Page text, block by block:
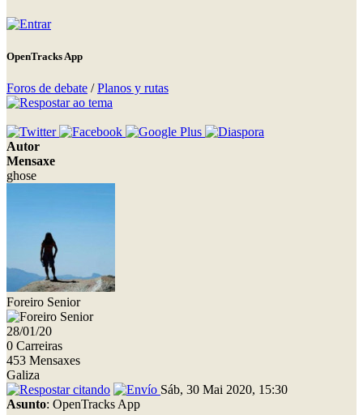
OpenTracks App
Foros de debate /Planos y rutas
Autor
Mensaxe
ghose
Foreiro Senior
28/01/20
0 Carreiras
453 Mensaxes
Galiza
Sáb, 30 Mai 2020, 15:30
Asunto: OpenTracks App